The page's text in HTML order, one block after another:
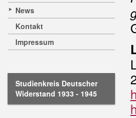
News
Kontakt
Impressum
Studienkreis Deutscher
Widerstand 1933 - 1945